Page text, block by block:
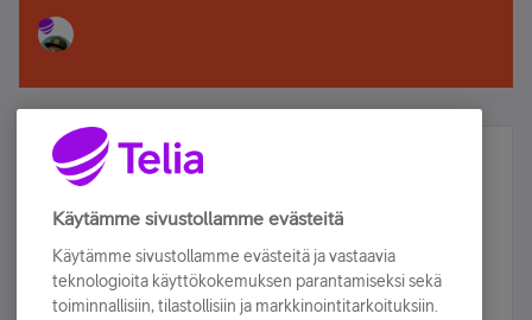
Älä jää paitsi – osallistu ja voita!
Tilaa Telian uutiskirje ja olet mukana arvonnassa.
sähköpostiisi.
Käytämme sivustollamme evästeitä
Käytämme sivustollamme evästeitä ja vastaavia
teknologioita käyttökokemuksen parantamiseksi sekä
toiminnallisiin, tilastollisiin ja markkinointitarkoituksiin.